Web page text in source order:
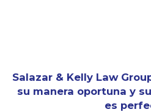
Salazar & Kelly Law
su manera oportuna y
es